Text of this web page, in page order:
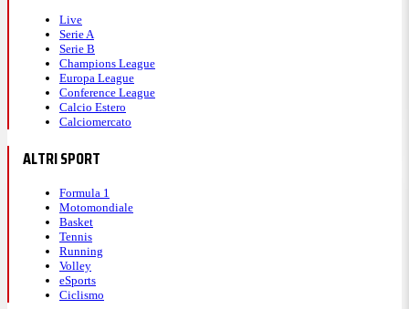
Live
Serie A
Serie B
Champions League
Europa League
Conference League
Calcio Estero
Calciomercato
ALTRI SPORT
Formula 1
Motomondiale
Basket
Tennis
Running
Volley
eSports
Ciclismo